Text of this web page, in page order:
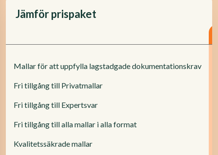
Jämför prispaket
Mallar för att uppfylla lagstadgade dokumentationskrav
Fri tillgång till Privatmallar
Fri tillgång till Expertsvar
Fri tillgång till alla mallar i alla format
Kvalitetssäkrade mallar